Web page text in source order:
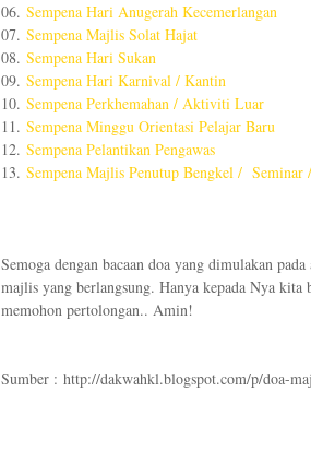
06. Sempena Hari Anugerah Kecemerlangan
07. Sempena Majlis Solat Hajat
08. Sempena Hari Sukan
09. Sempena Hari Karnival / Kantin
10. Sempena Perkhemahan / Aktiviti Luar
11. Sempena Minggu Orientasi Pelajar Baru
12. Sempena Pelantikan Pengawas
13. Sempena Majlis Penutup Bengkel / Seminar
Semoga dengan bacaan doa yang dimulakan
majlis yang berlangsung. Hanya kepada Nya kita
memohon pertolongan.. Amin!
Sumber : http://dakwahkl.blogspot.com/p/doa-